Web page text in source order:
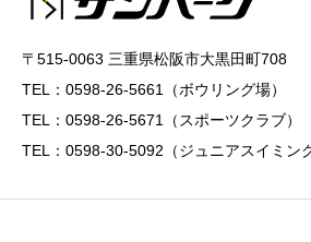
〒515-0063 三重県松阪市大黒田町708
TEL：0598-26-5661（ボウリング場）
TEL：0598-26-5671（スポーツクラブ）
TEL：0598-30-5092（ジュニアスイミン